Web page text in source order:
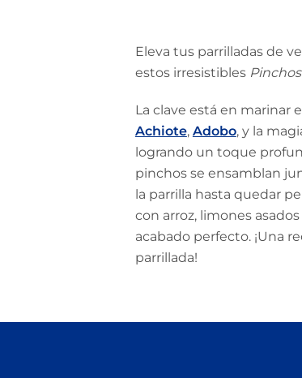
Eleva tus parrilladas de
estos irresistibles
La clave está en marinar
Achiote, Adobo, y la
logrando un toque
pinchos se ensamblan
la parrilla hasta quedar
con arroz, limones
acabado perfecto. ¡Una
parrillada!